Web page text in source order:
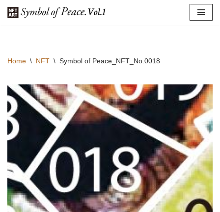
へ
ス
キ
ッ
Home \ NFT \ Symbol of Peace_NFT_No.0018